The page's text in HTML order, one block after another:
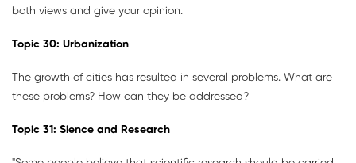
both views and give your opinion.
Topic 30: Urbanization
The growth of cities has resulted in several problems. What are
these problems? How can they be addressed?
Topic 31: Sience and Research